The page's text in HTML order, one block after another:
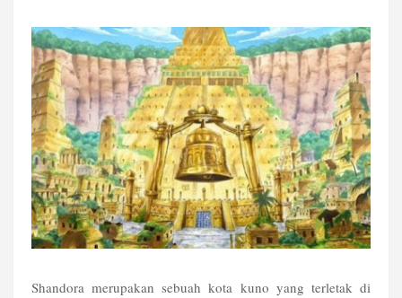
Shandora merupakan sebuah kota kuno yang terletak di